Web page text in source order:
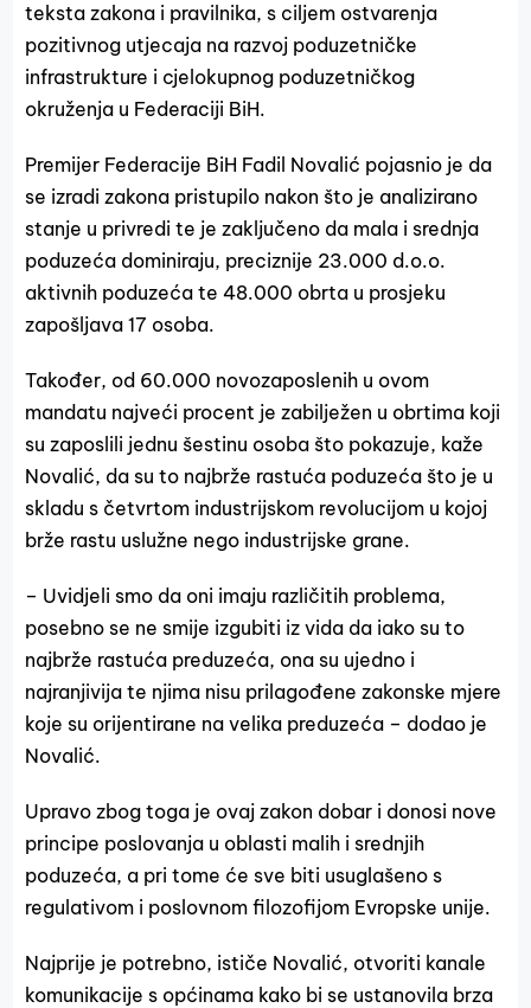
teksta zakona i pravilnika, s ciljem ostvarenja
pozitivnog utjecaja na razvoj poduzetničke
infrastrukture i cjelokupnog poduzetničkog
okruženja u Federaciji BiH.
Premijer Federacije BiH Fadil Novalić pojasnio je da
se izradi zakona pristupilo nakon što je analizirano
stanje u privredi te je zaključeno da mala i srednja
poduzeća dominiraju, preciznije 23.000 d.o.o.
aktivnih poduzeća te 48.000 obrta u prosjeku
zapošljava 17 osoba.
Također, od 60.000 novozaposlenih u ovom
mandatu najveći procent je zabilježen u obrtima koji
su zaposlili jednu šestinu osoba što pokazuje, kaže
Novalić, da su to najbrže rastuća poduzeća što je u
skladu s četvrtom industrijskom revolucijom u kojoj
brže rastu uslužne nego industrijske grane.
– Uvidjeli smo da oni imaju različitih problema,
posebno se ne smije izgubiti iz vida da iako su to
najbrže rastuća preduzeća, ona su ujedno i
najranjivija te njima nisu prilagođene zakonske mjere
koje su orijentirane na velika preduzeća – dodao je
Novalić.
Upravo zbog toga je ovaj zakon dobar i donosi nove
principe poslovanja u oblasti malih i srednjih
poduzeća, a pri tome će sve biti usuglašeno s
regulativom i poslovnom filozofijom Evropske unije.
Najprije je potrebno, ističe Novalić, otvoriti kanale
komunikacije s općinama kako bi se ustanovila brza